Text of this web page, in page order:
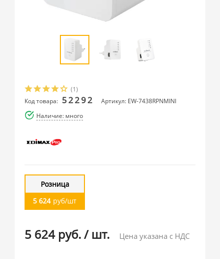
(1)
Код товара: 52292
Артикул: EW-7438RPNMINI
Наличие: много
Розница
5 624 руб/шт
5 624 руб./ шт. Цена указана с НДС